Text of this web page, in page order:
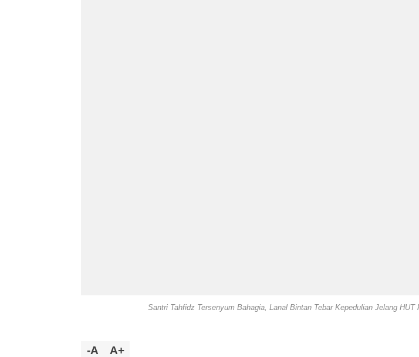
Santri Tahfidz Tersenyum Bahagia, Lanal Bintan Tebar Kepedulian Jelang HUT
-A A+